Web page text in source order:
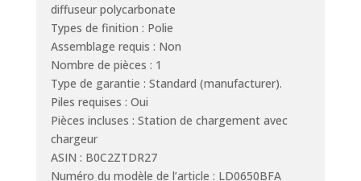
diffuseur polycarbonate
Types de finition : Polie
Assemblage requis : Non
Nombre de pièces : 1
Type de garantie : Standard (manufacturer).
Piles requises : Oui
Pièces incluses : Station de chargement avec
chargeur
ASIN : B0C2ZTDR27
Numéro du modèle de l’article : LD0650BFA